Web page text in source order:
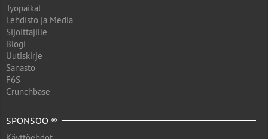
Työpaikat
Lehdistö ja Media
Sijoittajille
Blogi
Uutiskirje
Sanasto
F6S
Crunchbase
SPONSOO ®